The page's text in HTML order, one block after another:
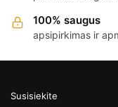
100% saugus
apsipirkimas ir
Susisiekite